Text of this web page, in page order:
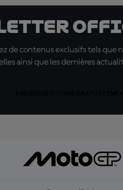
de contenus exclusifs tels que
ainsi que les dernières